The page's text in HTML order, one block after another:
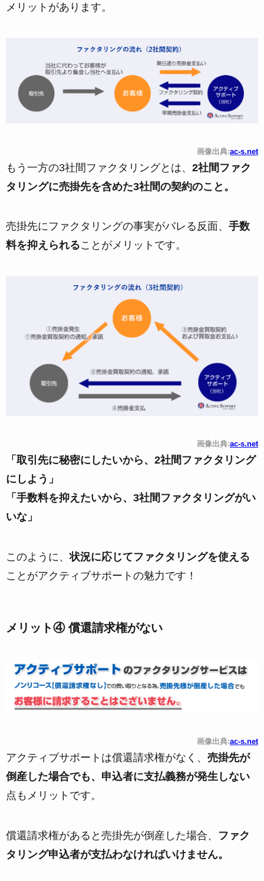
メリットがあります。
画像出典:ac-s.net
もう一方の3社間ファクタリングとは、 2社間ファク
タリングに売掛先を含めた3社間の契約のこと。
売掛先にファクタリングの事実がバレる反面、 手数
料を抑えられることがメリットです。
画像出典:ac-s.net
「取引先に秘密にしたいから、2社間ファクタリング
にしよう」
「手数料を抑えたいから、3社間ファクタリングがい
いな」
このように、状況に応じてファクタリングを使える
ことがアクティブサポートの魅力です！
メリット④ 償還請求権がない
画像出典:ac-s.net
アクティブサポートは償還請求権がなく、 売掛先が
倒産した場合でも、申込者に支払義務が発生しない
点もメリットです。
償還請求権があると売掛先が倒産した場合、 ファク
タリング申込者が支払わなければいけません。